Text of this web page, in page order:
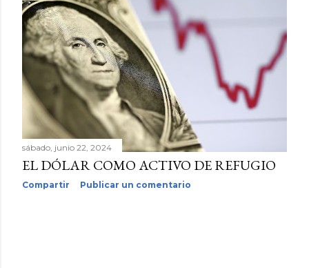
sábado, junio 22, 2024
EL DÓLAR COMO ACTIVO DE REFUGIO
Compartir Publicar un comentario